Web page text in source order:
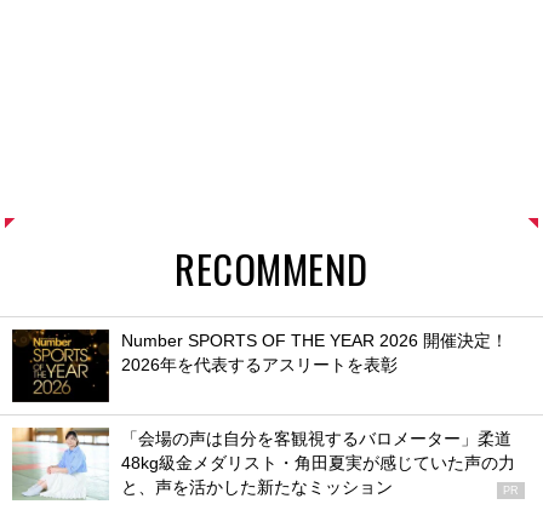
RECOMMEND
Number SPORTS OF THE YEAR 2026 開催決定！
2026年を代表するアスリートを表彰
「会場の声は自分を客観視するバロメーター」柔道
48kg級金メダリスト・角田夏実が感じていた声の力
と、声を活かした新たなミッション
PR